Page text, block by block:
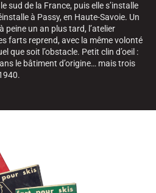
sud de la France, puis elle s’installe
à Passy, en Haute-Savoie. Un
peine un an plus tard, l’atelier
farts reprend, avec la même volonté
que soit l’obstacle. Petit clin d’oeil :
le bâtiment d’origine… mais trois